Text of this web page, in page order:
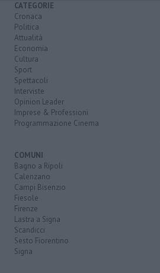
CATEGORIE
Cronaca
Politica
Attualità
Economia
Cultura
Sport
Spettacoli
Interviste
Opinion Leader
Imprese & Professioni
Programmazione Cinema
COMUNI
Bagno a Ripoli
Calenzano
Campi Bisenzio
Fiesole
Firenze
Lastra a Signa
Scandicci
Sesto Fiorentino
Signa